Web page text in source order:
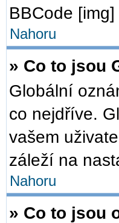
BBCode
Nahoru
» Co to jsou
Globální
co nejdříve.
vašem
záleží na
Nahoru
» Co to jsou